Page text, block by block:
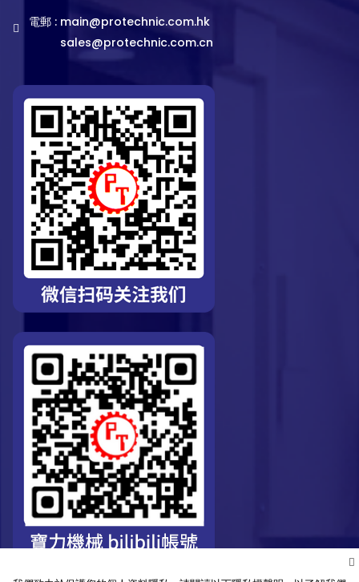
電郵 : main@protechnic.com.hk
sales@protechnic.com.cn